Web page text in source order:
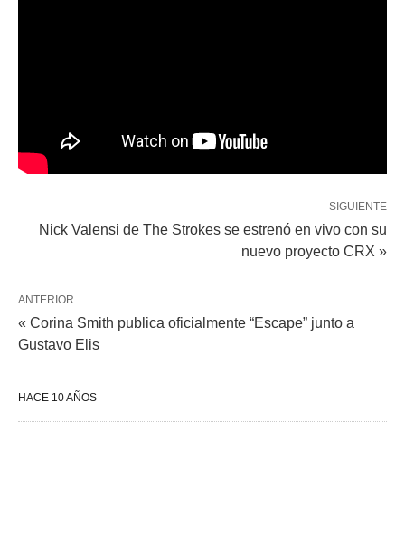
SIGUIENTE
Nick Valensi de The Strokes se estrenó en vivo con su
nuevo proyecto CRX »
ANTERIOR
« Corina Smith publica oficialmente “Escape” junto a
Gustavo Elis
HACE 10 AÑOS